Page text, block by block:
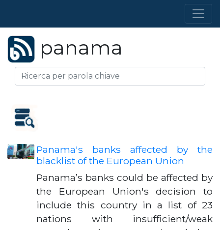
panama
Panama's banks affected by the
blacklist of the European Union
Panama’s banks could be affected by
the European Union's decision to
include this country in a list of 23
nations with insufficient/weak